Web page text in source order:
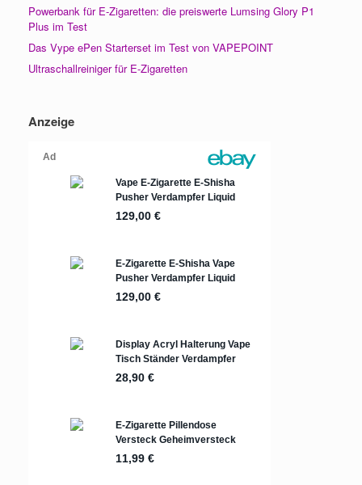
Powerbank für E-Zigaretten: die preiswerte Lumsing Glory P1
Plus im Test
Das Vype ePen Starterset im Test von VAPEPOINT
Ultraschallreiniger für E-Zigaretten
Anzeige